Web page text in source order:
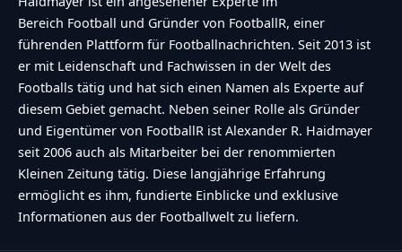
icon","accessibility-title":"Accessibility option:
listen to a question and answer
it!","accessibility-description":"Type below the
[STRONG]answer[\/STRONG] to what you hear.
Numbers or words:","explanation":"Click or
touch the
[STRONG]ANSWER[\/STRONG]","refresh-
alt":"Refresh\/reload icon","refresh-
title":"Refresh\/reload: get new images and
Bereich Football und Gründer von FootballR, einer
führenden Plattform für Footballnachrichten. Seit 2013 ist
er mit Leidenschaft und Fachwissen in der Welt des
Footballs tätig und hat sich einen Namen als Experte auf
diesem Gebiet gemacht. Neben seiner Rolle als Gründer
und Eigentümer von FootballR ist Alexander R. Haidmayer
seit 2006 auch als Mitarbeiter bei der renommierten
Kleinen Zeitung tätig. Diese langjährige Erfahrung
ermöglicht es ihm, fundierte Einblicke und exklusive
Informationen aus der Footballwelt zu liefern.